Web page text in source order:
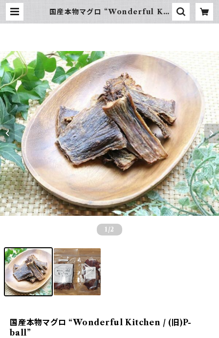
国産本物マグロ “Wonderful Kit
1 /2
国産本物マグロ “Wonderful Kitchen / (旧)P-
ball”